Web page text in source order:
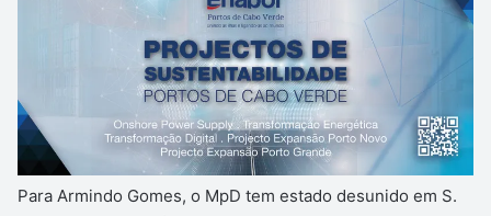
Para Armindo Gomes, o MpD tem estado desunido em S.